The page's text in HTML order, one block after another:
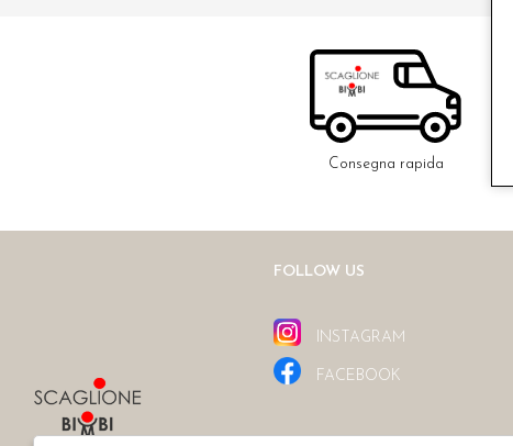
Consegna rapida
FOLLOW US
INSTAGRAM
FACEBOOK